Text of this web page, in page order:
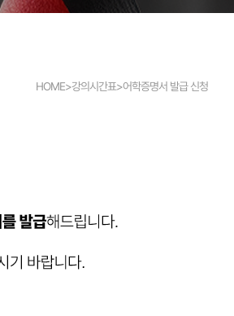
HOME>강의시간표>어학증명서 발급 신청